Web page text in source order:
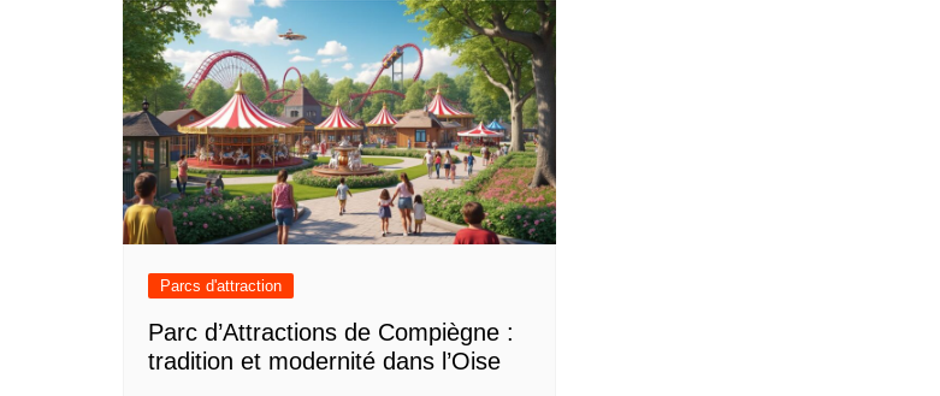
Parcs d'attraction
Parc d’Attractions de Compiègne :
tradition et modernité dans l’Oise